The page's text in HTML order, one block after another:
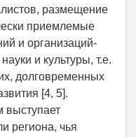
размещение
приемлемые
и организаций-
и культуры, т.е.
долговременных
[4, 5].
выступает
региона, чья